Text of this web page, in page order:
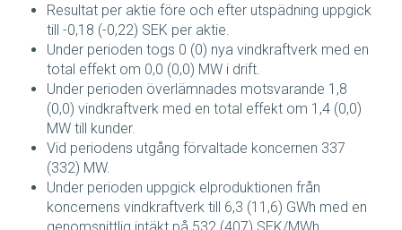
Resultat per aktie före och efter utspädning uppgick
till -0,18 (-0,22) SEK per aktie.
Under perioden togs 0 (0) nya vindkraftverk med en
total effekt om 0,0 (0,0) MW i drift.
Under perioden överlämnades motsvarande 1,8
(0,0) vindkraftverk med en total effekt om 1,4 (0,0)
MW till kunder.
Vid periodens utgång förvaltade koncernen 337
(332) MW.
Under perioden uppgick elproduktionen från
koncernens vindkraftverk till 6,3 (11,6) GWh med en